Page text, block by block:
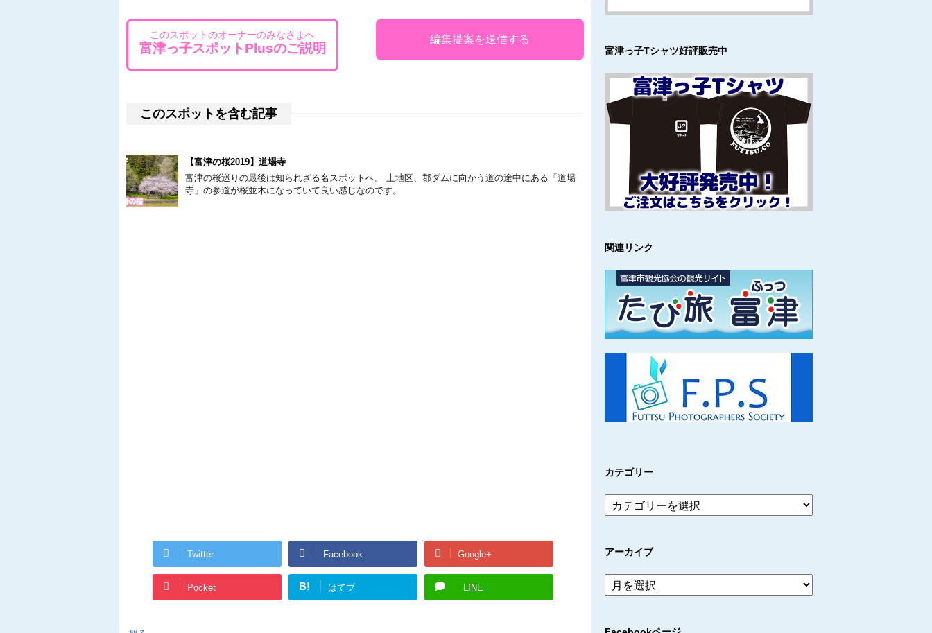
このスポットのオーナーのみなさまへ
富津っ子スポットPlusのご説明
このスポットを含む記事
【富津の桜2019】道場寺
富津の桜巡りの最後は知られざる名スポットへ。 上地区、郡ダムに向かう道の途中にある「道場
寺」の参道が桜並木になっていて良い感じなのです。
Twitter Facebook Google+
Pocket B! はてブ LINE
富津っ子Tシャツ好評販売中
関連リンク
カテゴリー
アーカイブ
ア
ー